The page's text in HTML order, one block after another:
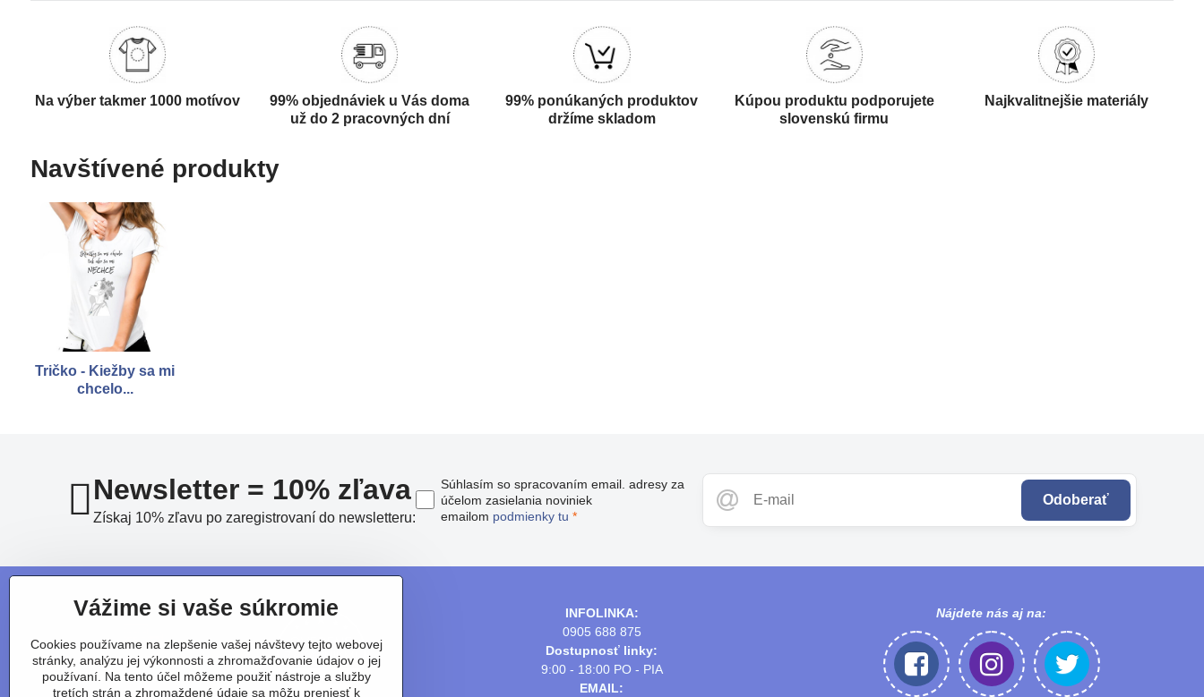
Na výber takmer 1000 motívov
99% objednáviek u Vás doma
už do 2 pracovných dní
99% ponúkaných produktov
držíme skladom
Kúpou produktu podporujete
slovenskú firmu
Najkvalitnejšie materiály
Navštívené produkty
Tričko - Kiežby sa mi
chcelo...
Newsletter = 10% zľava
Získaj 10% zľavu po zaregistrovaní do newsletteru:
Odoberať
Súhlasím so spracovaním email. adresy za
účelom zasielania noviniek
emailom podmienky tu *
INFOLINKA:
0905 688 875
Dostupnosť linky:
9:00 - 18:00 PO - PIA
EMAIL:
Nájdete nás aj na:
Vážime si vaše súkromie
Cookies používame na zlepšenie vašej návštevy tejto webovej
stránky, analýzu jej výkonnosti a zhromažďovanie údajov o jej
používaní. Na tento účel môžeme použiť nástroje a služby
tretích strán a zhromaždené údaje sa môžu preniesť k